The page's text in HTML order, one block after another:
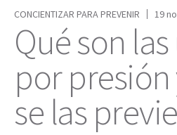
CONCIENTIZAR PARA PREVENIR
19
Qué son
por
se las